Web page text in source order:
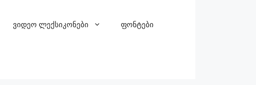
ვიდეო ლექსიკონები ფონტები